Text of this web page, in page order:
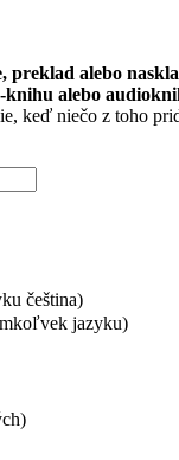
preklad alebo
knihu alebo
keď niečo z toho
čeština)
jazyku)